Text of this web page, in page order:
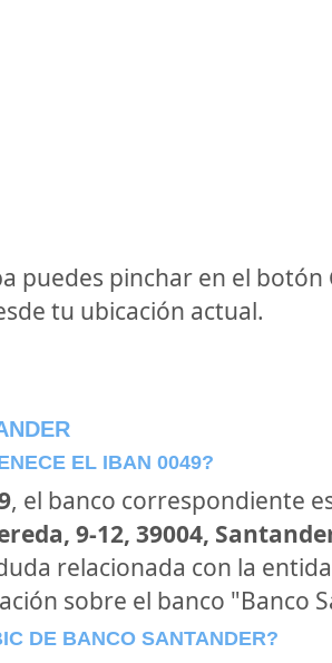
puedes pinchar en el botón
tu ubicación actual.
EL IBAN 0049?
, el banco correspondiente
9-12, 39004,
relacionada con la
sobre el banco "Banco
DE BANCO SANTANDER?